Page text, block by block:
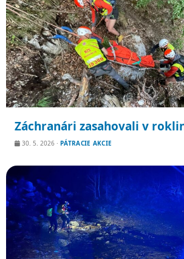
Záchranári zasahovali v
30. 5. 2026 · PÁTRACIE AKCIE